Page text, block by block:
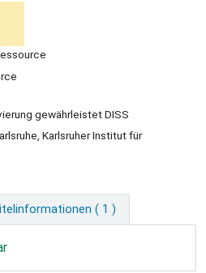
gewährleistet DISS
Karlsruher Institut für
( 1 )